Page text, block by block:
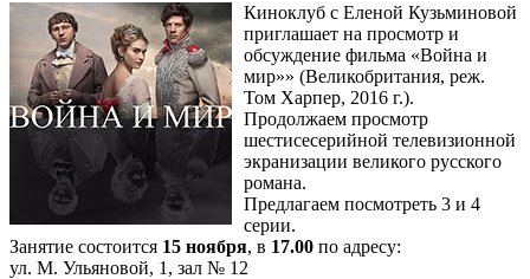
Киноклуб с Еленой Кузьминовой
приглашает на просмотр и
обсуждение фильма «Война и
мир»» (Великобритания, реж.
Том Харпер, 2016 г.).
Продолжаем просмотр
шестисесерийной телевизионной
экранизации великого русского
романа.
Предлагаем посмотреть 3 и 4
серии.
Занятие состоится 15 ноября, в 17.00 по адресу:
ул. М. Ульяновой, 1, зал № 12